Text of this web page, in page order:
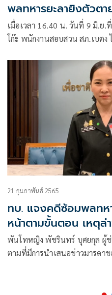
พลทหารยะลายิงตัวต
เมื่อเวลา 16.40 น. วันที่ 9 มิ.ย
โก๊ะ พนักงานสอบสวน สภ.เบตง
21 กุมภาพันธ์ 2565
ทบ. แจงคดีซ้อมพลท
หน้าตามขั้นตอน เหตุล่า
เรือนจำ
พันโทหญิง พัชรินทร์ บุศยกุล ผู้ช่
ตามที่มีการนำเสนอข่าวมารด